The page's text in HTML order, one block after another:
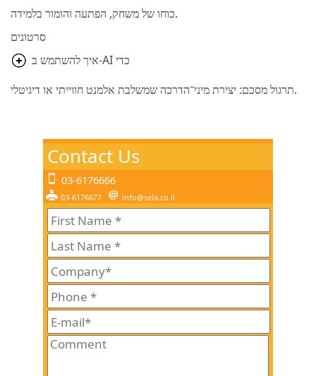
כוחו של משחק, הפתעה והומור בלמידה.
סרטונים
איך להשתמש ב-AI כדי
תרגול מסכם: יצירת מיני־הדרכה שמשלבת אלמנט חווייתי או דיגיטלי.
Contact Us
03-6176666
03-6176677 info@sela.co.il